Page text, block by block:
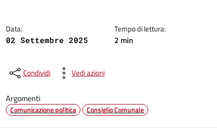
Data:
02 Settembre 2025
Tempo di lettura:
2 min
Condividi Vedi azioni
Argomenti
Comunicazione politica Consiglio Comunale